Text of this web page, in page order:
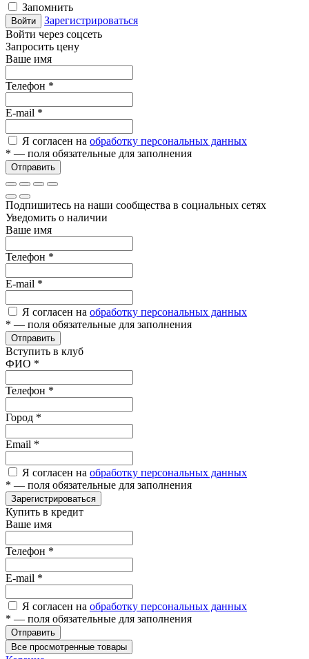
Запомнить
Войти
Зарегистрироваться
Войти через соцсеть
Запросить цену
Ваше имя
Телефон *
E-mail *
Я согласен на обработку персональных данных
* — поля обязательные для заполнения
Отправить
Подпишитесь на наши сообщества в социальных сетях
Уведомить о наличии
Ваше имя
Телефон *
E-mail *
Я согласен на обработку персональных данных
* — поля обязательные для заполнения
Отправить
Вступить в клуб
ФИО *
Телефон *
Город *
Email *
Я согласен на обработку персональных данных
* — поля обязательные для заполнения
Зарегистрироваться
Купить в кредит
Ваше имя
Телефон *
E-mail *
Я согласен на обработку персональных данных
* — поля обязательные для заполнения
Отправить
Все просмотренные товары